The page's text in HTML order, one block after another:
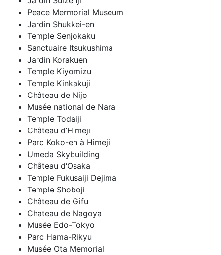
Peace Mermorial Museum
Jardin Shukkei-en
Temple Senjokaku
Sanctuaire Itsukushima
Jardin Korakuen
Temple Kiyomizu
Temple Kinkakuji
Château de Nijo
Musée national de Nara
Temple Todaiji
Château d’Himeji
Parc Koko-en à Himeji
Umeda Skybuilding
Château d‘Osaka
Temple Fukusaiji Dejima
Temple Shoboji
Château de Gifu
Chateau de Nagoya
Musée Edo-Tokyo
Parc Hama-Rikyu
Musée Ota Memorial